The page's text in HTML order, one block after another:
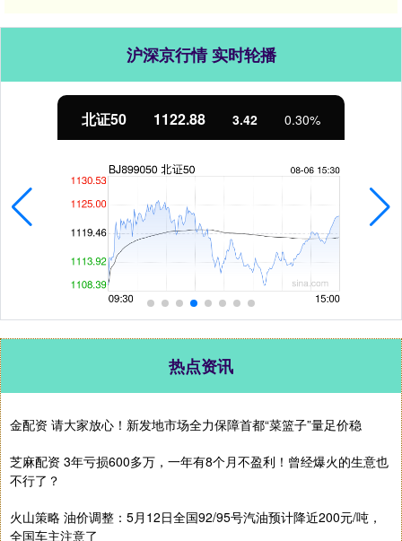
沪深京行情 实时轮播
创业板指 3515.56 -19.58 -0.55%
热点资讯
金配资 请大家放心！新发地市场全力保障首都“菜篮子”量足价稳
芝麻配资 3年亏损600多万，一年有8个月不盈利！曾经爆火的生意也
不行了？
火山策略 油价调整：5月12日全国92/95号汽油预计降近200元/吨，
全国车主注意了